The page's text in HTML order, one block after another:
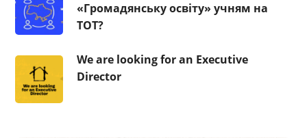
«Громадянську освіту» учням на
ТОТ?
We are looking for an Executive
Director